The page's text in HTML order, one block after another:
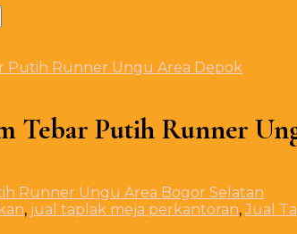
Putih Runner Ungu Area Depok
Tebar Putih Runner
, jual taplak meja perkantoran,Jual